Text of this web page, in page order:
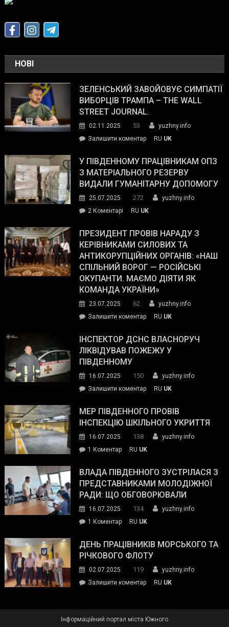
НОВІ
ЗЕЛЕНСЬКИЙ ЗАВОЙОВУЄ СИМПАТІЇ
ВИБОРЦІВ ТРАМПА – THE WALL
STREET JOURNAL.
02.11.2025 53
yuzhny.info
Залишити коментарon
завойовує
симпатії
виборців
The
Street
Journal.
RU UK
У ПІВДЕННОМУ ПРАЦІВНИКАМ ОПЗ
З МАТЕРІАЛЬНОГО РЕЗЕРВУ
ВИДАЛИ ГУМАНІТАРНУ ДОПОМОГУ
25.07.2025 272
yuzhny.info
2 Коментарі
Південному
працівникам
ОПЗ
з
матеріального
резерву
гуманітарну
допомогу
RU UK
ПРЕЗИДЕНТ ПРОВІВ НАРАДУ З
КЕРІВНИКАМИ СИЛОВИХ ТА
АНТИКОРУПЦІЙНИХ ОРГАНІВ: «НАШ
СПІЛЬНИЙ ВОРОГ — РОСІЙСЬКІ
ОКУПАНТИ. МАЄМО ДІЯТИ ЯК
КОМАНДА УКРАЇНИ»
23.07.2025 62
yuzhny.info
Залишити коментарon
провів
нараду
силових
та
органів:
«Наш
спільний
окупанти.
Маємо
діяти
команда
RU UK
ІНСПЕКТОР ДСНС ВЛАСНОРУЧ
ЛІКВІДУВАВ ПОЖЕЖУ У
ПІВДЕННОМУ
16.07.2025 150
yuzhny.info
Залишити коментарon
ДСНС
власноруч
пожежу
у
RU UK
МЕР ПІВДЕННОГО ПРОВІВ
ІНСПЕКЦІЮ ШКІЛЬНОГО УКРИТТЯ
16.07.2025 138
yuzhny.info
1 Коментардо
Південного
провів
інспекцію
укриття
RU UK
ВЛАДА ПІВДЕННОГО ЗУСТРІЛАСЯ З
ПРЕДСТАВНИКАМИ МОЛОДІЖНОЇ
РАДИ: ЩО ОБГОВОРЮВАЛИ
16.07.2025 134
yuzhny.info
1 Коментардо
Південного
зустрілася
представниками
молодіжної
обговорювали
RU UK
ДЕНЬ ПРАЦІВНИКІВ МОРСЬКОГО ТА
РІЧКОВОГО ФЛОТУ
02.07.2025 119
yuzhny.info
Залишити коментарon
RU UK
Інформаційний портал міста Южного